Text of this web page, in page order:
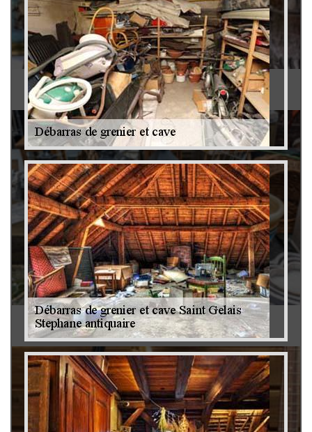
Antiquaire 79
Brocanteur 79